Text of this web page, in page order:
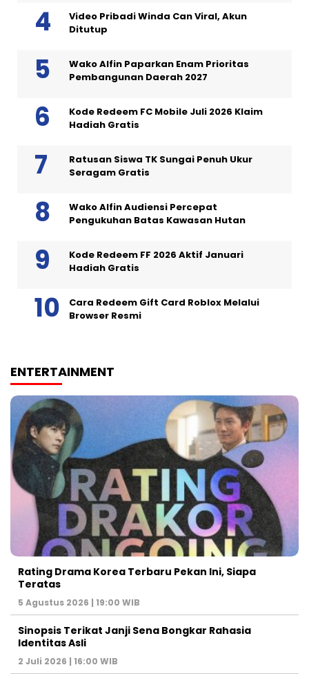
Video Pribadi Winda Can Viral, Akun
Ditutup
Wako Alfin Paparkan Enam Prioritas
Pembangunan Daerah 2027
Kode Redeem FC Mobile Juli 2026 Klaim
Hadiah Gratis
Ratusan Siswa TK Sungai Penuh Ukur
Seragam Gratis
Wako Alfin Audiensi Percepat
Pengukuhan Batas Kawasan Hutan
Kode Redeem FF 2026 Aktif Januari
Hadiah Gratis
Cara Redeem Gift Card Roblox Melalui
Browser Resmi
ENTERTAINMENT
Rating Drama Korea Terbaru Pekan Ini, Siapa
Teratas
5 Agustus 2026 | 19:00 WIB
Sinopsis Terikat Janji Sena Bongkar Rahasia
Identitas Asli
2 Juli 2026 | 16:00 WIB